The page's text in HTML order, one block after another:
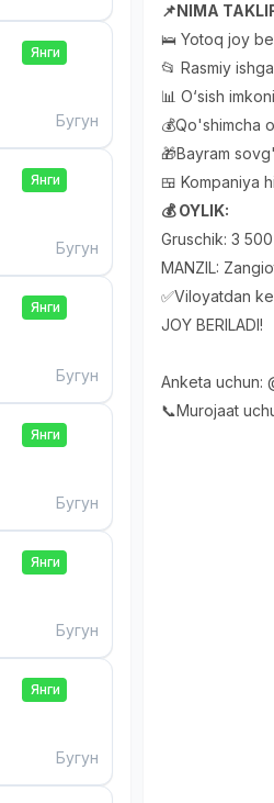
Янги
Бугун
Янги
Бугун
Янги
Бугун
Янги
Бугун
Янги
Бугун
Янги
Бугун
📌NIMA
🛌 Yotoq joy
📂 Rasmiy
📊 O‘sish
💰Qo'shimcha
🎁Bayram
🍱 Kompaniya
💰 OYLIK:
Gruschik: 3
MANZIL:
✅Viloyatdan
JOY BERILADI!
Anketa uchun:
📞Murojaat